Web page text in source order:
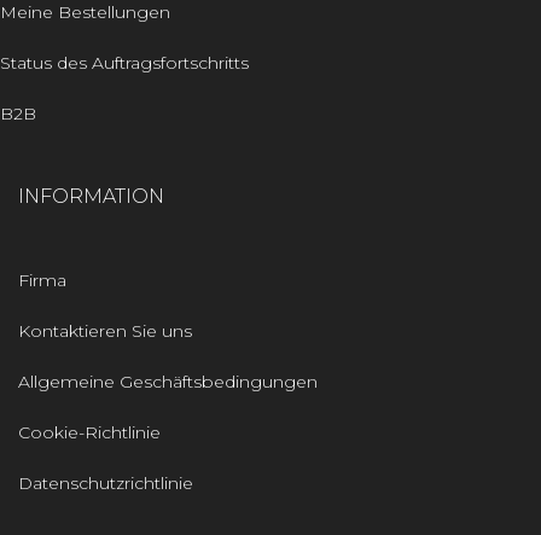
Meine Bestellungen
Status des Auftragsfortschritts
B2B
INFORMATION
Firma
Kontaktieren Sie uns
Allgemeine Geschäftsbedingungen
Cookie-Richtlinie
Datenschutzrichtlinie